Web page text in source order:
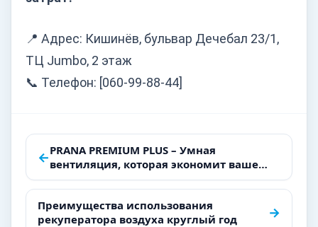
📍 Адрес: Кишинёв, бульвар Дечебал 23/1,
ТЦ Jumbo, 2 этаж
📞 Телефон: [060-99-88-44]
Навигация
по
записям
←PRANA PREMIUM PLUS – Умная
вентиляция, которая экономит ваше
время
Преимущества использования
рекуператора воздуха круглый год
→